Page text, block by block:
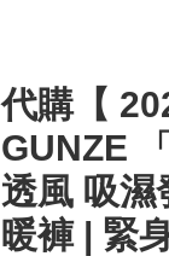
代購【
GUNZE
透風 吸濕
暖褲 | 緊